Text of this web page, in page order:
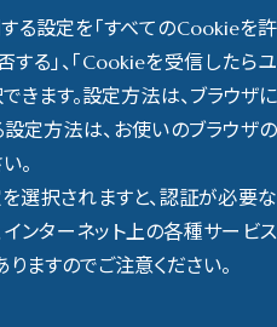
る設定を「すべてのCookieを許
する」、「Cookieを受信したらユ
きます。設定方法は、ブラウザに
定方法は、お使いのブラウザの
。
選択されますと、認証が必要な
ンターネット上の各種サービス
ますのでご注意ください。